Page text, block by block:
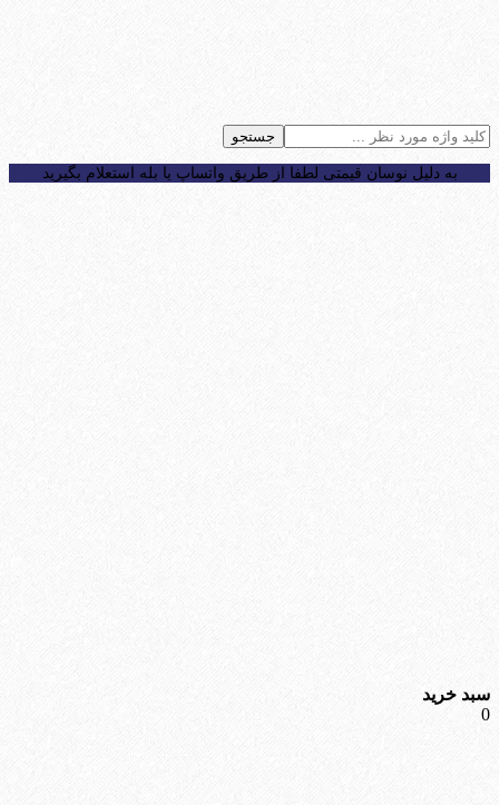
جستجو
به دلیل نوسان قیمتی لطفا از طریق واتساپ یا بله استعلام بگیرید
سبد خرید
0